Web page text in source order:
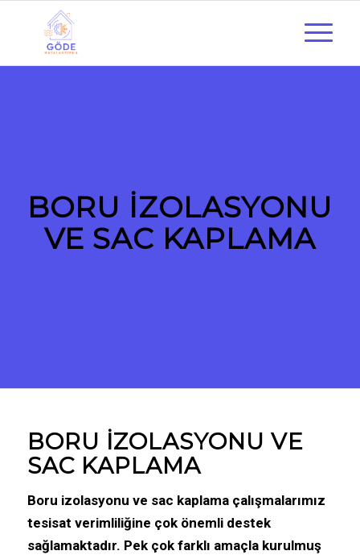
BORU İZOLASYONU
VE SAC KAPLAMA
BORU İZOLASYONU VE
SAC KAPLAMA
Boru izolasyonu ve sac kaplama çalışmalarımız
tesisat verimliliğine çok önemli destek
sağlamaktadır. Pek çok farklı amaçla kurulmuş